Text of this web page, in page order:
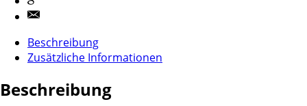
Beschreibung
Zusätzliche Informationen
Beschreibung